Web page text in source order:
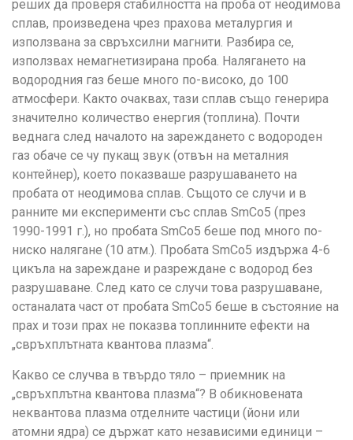
реших да проверя стабилността на проба от неодимова
сплав, произведена чрез прахова металургия и
използвана за свръхсилни магнити. Разбира се,
използвах немагнетизирана проба. Налягането на
водородния газ беше много по-високо, до 100
атмосфери. Както очаквах, тази сплав също генерира
значително количество енергия (топлина). Почти
веднага след началото на зареждането с водороден
газ обаче се чу пукащ звук (отвън на металния
контейнер), което показваше разрушаването на
пробата от неодимова сплав. Същото се случи и в
ранните ми експерименти със сплав SmCo5 (през
1990-1991 г.), но пробата SmCo5 беше под много по-
ниско налягане (10 атм.). Пробата SmCo5 издържа 4-6
цикъла на зареждане и разреждане с водород без
разрушаване. След като се случи това разрушаване,
останалата част от пробата SmCo5 беше в състояние на
прах и този прах не показва топлинните ефекти на
„свръхплътната квантова плазма“.
Какво се случва в твърдо тяло – приемник на
„свръхплътна квантова плазма“? В обикновената
неквантова плазма отделните частици (йони или
атомни ядра) се държат като независими единици –